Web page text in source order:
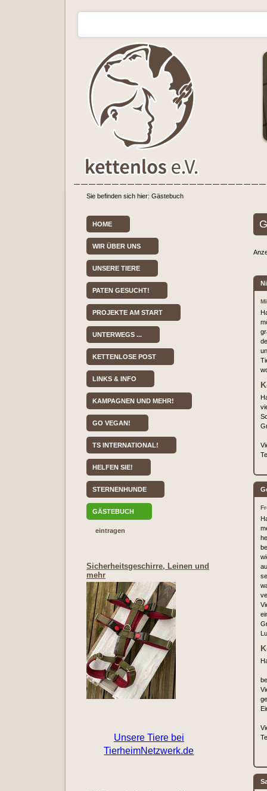
Sie befinden sich hier: Gästebuch
HOME
WIR ÜBER UNS
UNSERE TIERE
PATEN GESUCHT!
PROJEKTE AM START
UNTERWEGS ...
KETTENLOSE POST
LINKS & INFO
KAMPAGNEN UND MEHR!
GO VEGAN!
TS INTERNATIONAL!
HELFEN SIE!
STERNENHUNDE
GÄSTEBUCH
eintragen
Sicherheitsgeschirre, Leinen und
mehr